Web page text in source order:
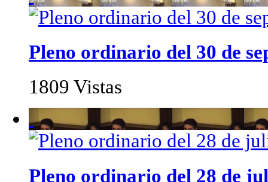
Pleno ordinario del 30 de
1809 Vistas
Pleno ordinario del 28 de